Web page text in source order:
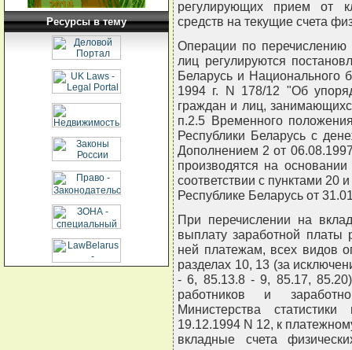
Ресурсы в тему
регулирующих прием от
средств на текущие счета
Операции по перечислению
лиц регулируются
Беларусь и Национального
1994 г. N 178/12 "Об
граждан и лиц,
п.2.5 Временного
Республики Беларусь с
Дополнением 2 от
производятся на
соответствии с пунктами 20
Республике Беларусь от
При перечислении на
выплату заработной
ней платежам, всех видов
разделах 10, 13 (за
- 6, 85.13.8 - 9, 85.17, 85.20)
работников и
Министерства
19.12.1994 N 12, к
вкладные счета